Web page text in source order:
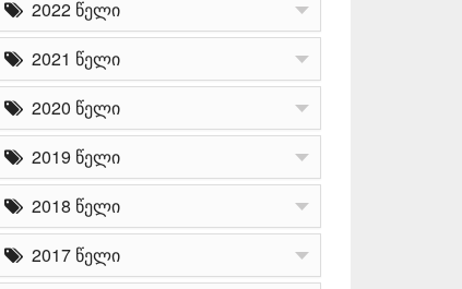
2022 წელი
2021 წელი
2020 წელი
2019 წელი
2018 წელი
2017 წელი